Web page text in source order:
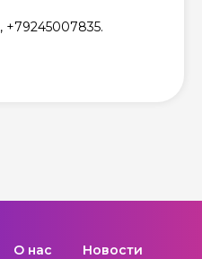
+79245007835.
О нас Новости